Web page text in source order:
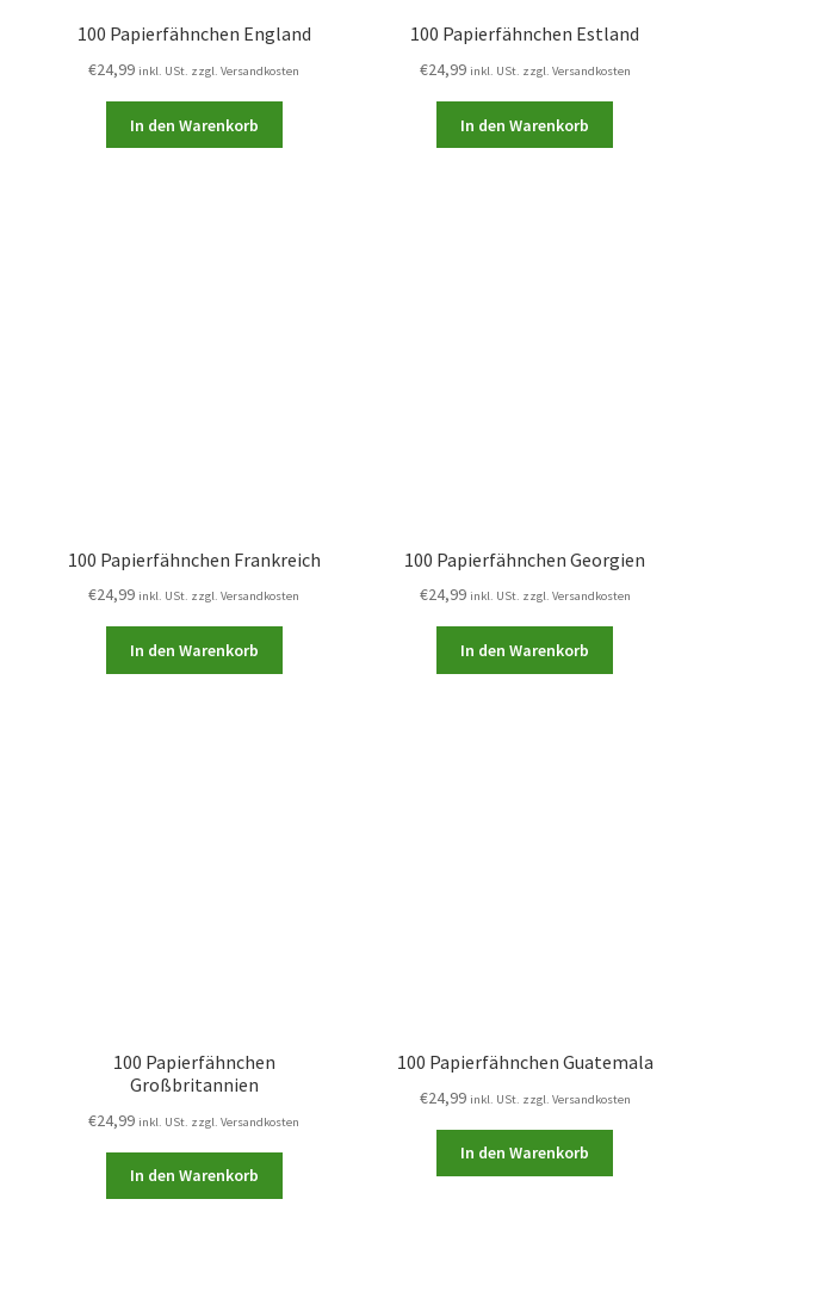
100 Papierfähnchen England
€24,99 inkl. USt. zzgl. Versandkosten
In den Warenkorb
100 Papierfähnchen Estland
€24,99 inkl. USt. zzgl. Versandkosten
In den Warenkorb
100 Papierfähnchen Frankreich
€24,99 inkl. USt. zzgl. Versandkosten
In den Warenkorb
100 Papierfähnchen Georgien
€24,99 inkl. USt. zzgl. Versandkosten
In den Warenkorb
100 Papierfähnchen
Großbritannien
€24,99 inkl. USt. zzgl. Versandkosten
In den Warenkorb
100 Papierfähnchen Guatemala
€24,99 inkl. USt. zzgl. Versandkosten
In den Warenkorb